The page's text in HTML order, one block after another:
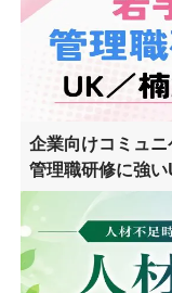
企業向けコミュ
管理職研修に強